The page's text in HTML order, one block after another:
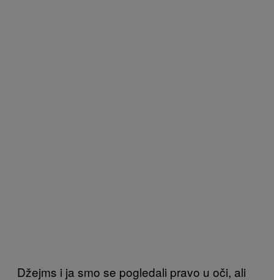
Džejms i ja smo se pogledali pravo u oči, ali